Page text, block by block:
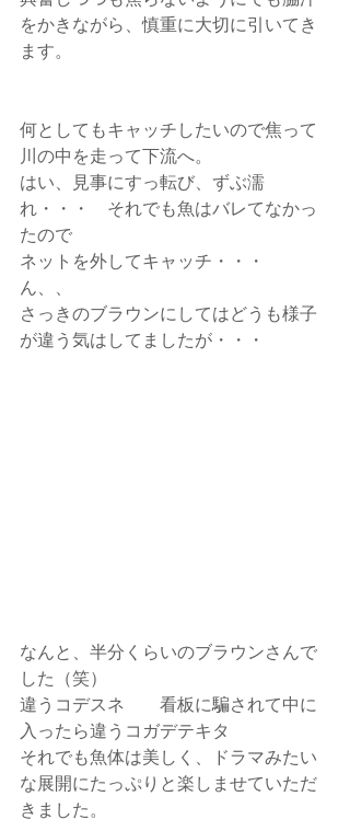
をかきながら、慎重に大切に引いてき
ます。
何としてもキャッチしたいので焦って
川の中を走って下流へ。
はい、見事にすっ転び、ずぶ濡
れ・・・　それでも魚はバレてなかっ
たので
ネットを外してキャッチ・・・
ん、、
さっきのブラウンにしてはどうも様子
が違う気はしてましたが・・・
なんと、半分くらいのブラウンさんで
した（笑）
違うコデスネ　　看板に騙されて中に
入ったら違うコガデテキタ
それでも魚体は美しく、ドラマみたい
な展開にたっぷりと楽しませていただ
きました。